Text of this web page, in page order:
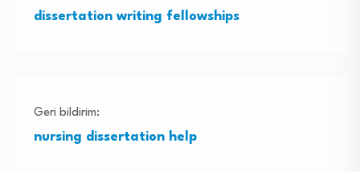
dissertation writing fellowships
Geri bildirim:
nursing dissertation help